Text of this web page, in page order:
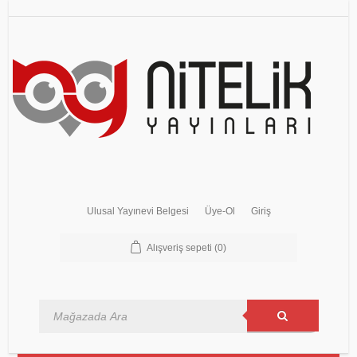
Ulusal Yayınevi Belgesi Üye-Ol Giriş
Alışveriş sepeti (0)